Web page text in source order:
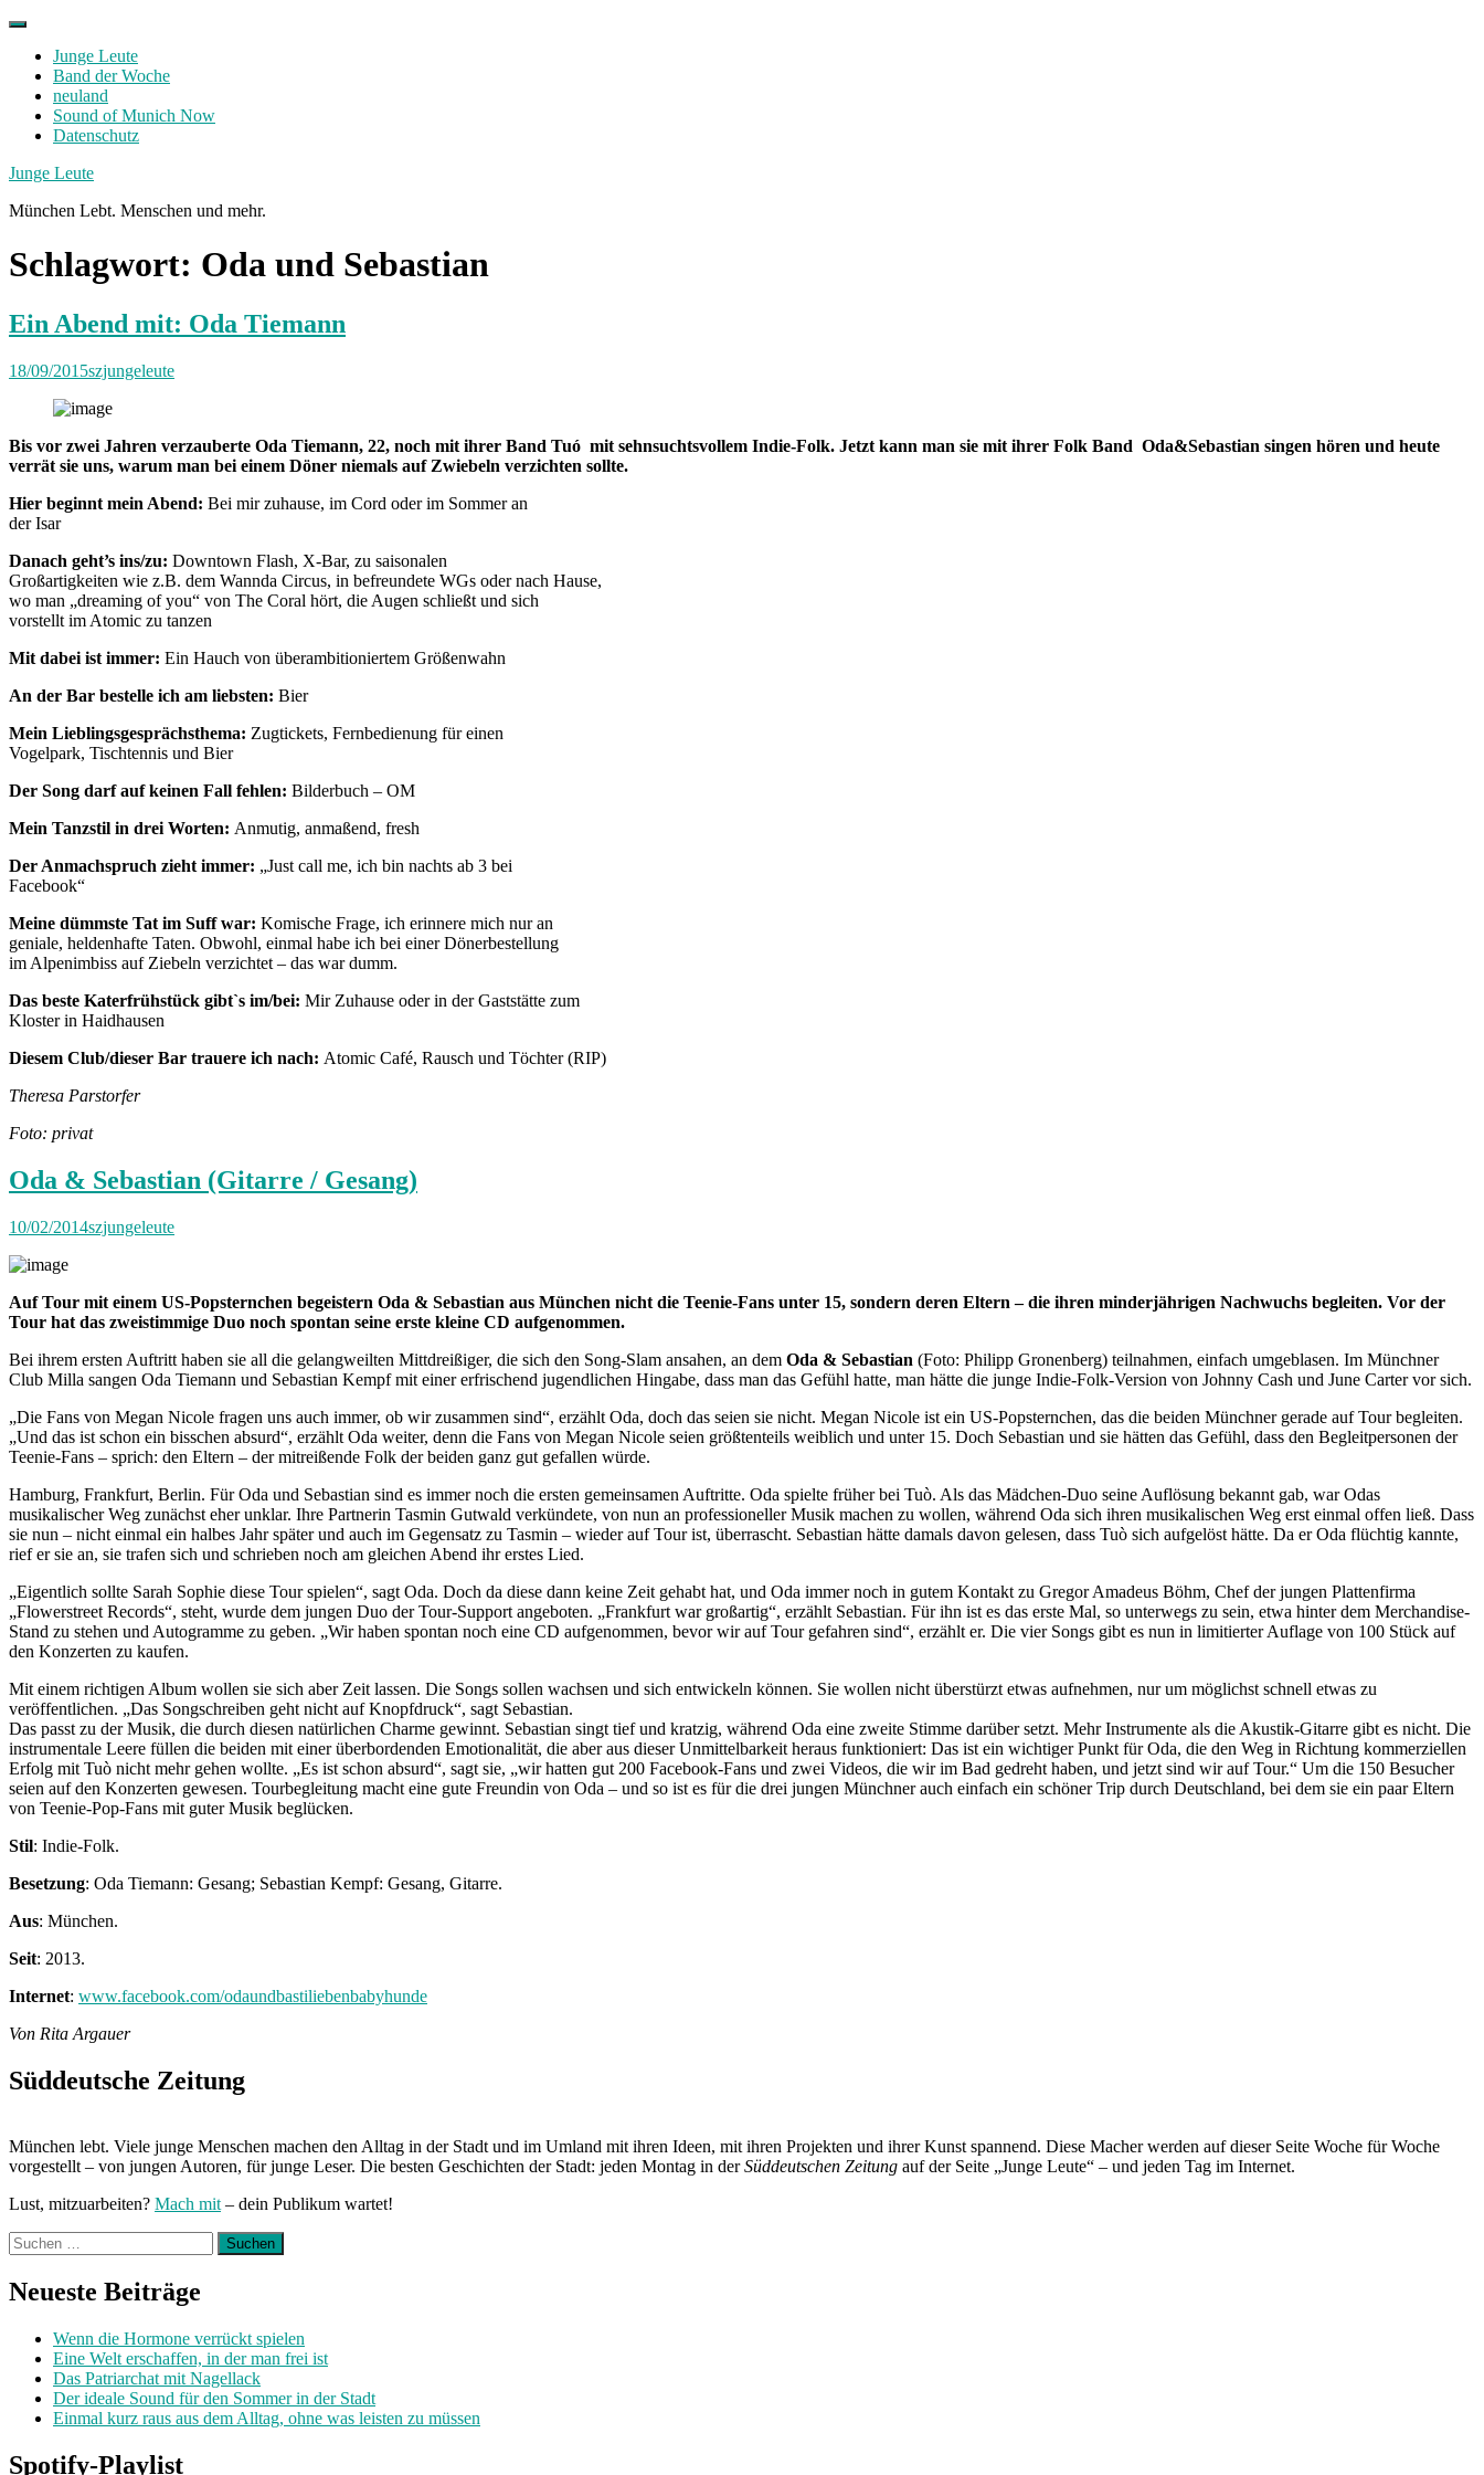
Skip
contentJunge Leute
Band der Woche
neuland
Sound of Munich Now
Datenschutz
Facebook
Twitter
Instagram
Junge Leute
München Lebt. Menschen und mehr.
Schlagwort: Oda und Sebastian
Ein Abend mit: Oda Tiemann
18/09/2015szjungeleute
Bis vor zwei Jahren verzauberte Oda Tiemann, 22, noch mit ihrer Band Tuó mit sehnsuchtsvollem Indie-Folk. Jetzt kann man sie mit ihrer Folk Band Oda&Sebastian singen hören und heute
verrät sie uns, warum man bei einem Döner niemals auf Zwiebeln verzichten sollte.
Hier beginnt mein Abend: Bei mir zuhause, im Cord oder im Sommer an
der Isar
Danach geht’s ins/zu: Downtown Flash, X-Bar, zu saisonalen
Großartigkeiten wie z.B. dem Wannda Circus, in befreundete WGs oder nach Hause,
wo man „dreaming of you“ von The Coral hört, die Augen schließt und sich
vorstellt im Atomic zu tanzen
Mit dabei ist immer: Ein Hauch von überambitioniertem Größenwahn
An der Bar bestelle ich am liebsten: Bier
Mein Lieblingsgesprächsthema: Zugtickets, Fernbedienung für einen
Vogelpark, Tischtennis und Bier
Der Song darf auf keinen Fall fehlen: Bilderbuch – OM
Mein Tanzstil in drei Worten: Anmutig, anmaßend, fresh
Der Anmachspruch zieht immer: „Just call me, ich bin nachts ab 3 bei
Facebook“
Meine dümmste Tat im Suff war: Komische Frage, ich erinnere mich nur an
geniale, heldenhafte Taten. Obwohl, einmal habe ich bei einer Dönerbestellung
im Alpenimbiss auf Ziebeln verzichtet – das war dumm.
Das beste Katerfrühstück gibt`s im/bei: Mir Zuhause oder in der Gaststätte zum
Kloster in Haidhausen
Diesem Club/dieser Bar trauere ich nach: Atomic Café, Rausch und Töchter (RIP)
Theresa Parstorfer
Foto: privat
Oda & Sebastian (Gitarre / Gesang)
10/02/2014szjungeleute
Auf Tour mit einem US-Popsternchen begeistern Oda & Sebastian aus München nicht die Teenie-Fans unter 15, sondern deren Eltern – die ihren minderjährigen Nachwuchs begleiten. Vor der
Tour hat das zweistimmige Duo noch spontan seine erste kleine CD aufgenommen.
Bei ihrem ersten Auftritt haben sie all die gelangweilten Mittdreißiger, die sich den Song-Slam ansahen, an dem Oda & Sebastian (Foto: Philipp Gronenberg) teilnahmen, einfach umgeblasen. Im Münchner
Club Milla sangen Oda Tiemann und Sebastian Kempf mit einer erfrischend jugendlichen Hingabe, dass man das Gefühl hatte, man hätte die junge Indie-Folk-Version von Johnny Cash und June Carter vor sich.
„Die Fans von Megan Nicole fragen uns auch immer, ob wir zusammen sind“, erzählt Oda, doch das seien sie nicht. Megan Nicole ist ein US-Popsternchen, das die beiden Münchner gerade auf Tour begleiten.
„Und das ist schon ein bisschen absurd“, erzählt Oda weiter, denn die Fans von Megan Nicole seien größtenteils weiblich und unter 15. Doch Sebastian und sie hätten das Gefühl, dass den Begleitpersonen der
Teenie-Fans – sprich: den Eltern – der mitreißende Folk der beiden ganz gut gefallen würde.
Hamburg, Frankfurt, Berlin. Für Oda und Sebastian sind es immer noch die ersten gemeinsamen Auftritte. Oda spielte früher bei Tuò. Als das Mädchen-Duo seine Auflösung bekannt gab, war Odas
musikalischer Weg zunächst eher unklar. Ihre Partnerin Tasmin Gutwald verkündete, von nun an professioneller Musik machen zu wollen, während Oda sich ihren musikalischen Weg erst einmal offen ließ. Dass
sie nun – nicht einmal ein halbes Jahr später und auch im Gegensatz zu Tasmin – wieder auf Tour ist, überrascht. Sebastian hätte damals davon gelesen, dass Tuò sich aufgelöst hätte. Da er Oda flüchtig kannte,
rief er sie an, sie trafen sich und schrieben noch am gleichen Abend ihr erstes Lied.
„Eigentlich sollte Sarah Sophie diese Tour spielen“, sagt Oda. Doch da diese dann keine Zeit gehabt hat, und Oda immer noch in gutem Kontakt zu Gregor Amadeus Böhm, Chef der jungen Plattenfirma
„Flowerstreet Records“, steht, wurde dem jungen Duo der Tour-Support angeboten. „Frankfurt war großartig“, erzählt Sebastian. Für ihn ist es das erste Mal, so unterwegs zu sein, etwa hinter dem Merchandise-
Stand zu stehen und Autogramme zu geben. „Wir haben spontan noch eine CD aufgenommen, bevor wir auf Tour gefahren sind“, erzählt er. Die vier Songs gibt es nun in limitierter Auflage von 100 Stück auf
den Konzerten zu kaufen.
Mit einem richtigen Album wollen sie sich aber Zeit lassen. Die Songs sollen wachsen und sich entwickeln können. Sie wollen nicht überstürzt etwas aufnehmen, nur um möglichst schnell etwas zu
veröffentlichen. „Das Songschreiben geht nicht auf Knopfdruck“, sagt Sebastian.
Das passt zu der Musik, die durch diesen natürlichen Charme gewinnt. Sebastian singt tief und kratzig, während Oda eine zweite Stimme darüber setzt. Mehr Instrumente als die Akustik-Gitarre gibt es nicht. Die
instrumentale Leere füllen die beiden mit einer überbordenden Emotionalität, die aber aus dieser Unmittelbarkeit heraus funktioniert: Das ist ein wichtiger Punkt für Oda, die den Weg in Richtung kommerziellen
Erfolg mit Tuò nicht mehr gehen wollte. „Es ist schon absurd“, sagt sie, „wir hatten gut 200 Facebook-Fans und zwei Videos, die wir im Bad gedreht haben, und jetzt sind wir auf Tour.“ Um die 150 Besucher
seien auf den Konzerten gewesen. Tourbegleitung macht eine gute Freundin von Oda – und so ist es für die drei jungen Münchner auch einfach ein schöner Trip durch Deutschland, bei dem sie ein paar Eltern
von Teenie-Pop-Fans mit guter Musik beglücken.
Stil: Indie-Folk.
Besetzung: Oda Tiemann: Gesang; Sebastian Kempf: Gesang, Gitarre.
Aus: München.
Seit: 2013.
Internet: www.facebook.com/odaundbastiliebenbabyhunde
Von Rita Argauer
Süddeutsche Zeitung
München lebt. Viele junge Menschen machen den Alltag in der Stadt und im Umland mit ihren Ideen, mit ihren Projekten und ihrer Kunst spannend. Diese Macher werden auf dieser Seite Woche für Woche
vorgestellt – von jungen Autoren, für junge Leser. Die besten Geschichten der Stadt: jeden Montag in derSüddeutschen Zeitung auf der Seite „Junge Leute“ – und jeden Tag im Internet.
Lust, mitzuarbeiten? Mach mit– dein Publikum wartet!
Suchen
nach:
Neueste Beiträge
Wenn die Hormone verrückt spielen
Eine Welt erschaffen, in der man frei ist
Das Patriarchat mit Nagellack
Der ideale Sound für den Sommer in der Stadt
Einmal kurz raus aus dem Alltag, ohne was leisten zu müssen
Spotify-Playlist